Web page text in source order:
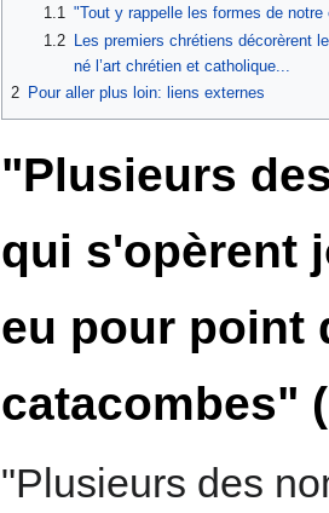
1.1 "Tout y rappelle les formes de
1.2
Les premiers chrétiens décorèrent
né l’art chrétien et catholique...
2 Pour aller plus loin: liens externes
"Plusieurs
qui s'opèrent
eu pour point
catacombes" (
"Plusieurs des